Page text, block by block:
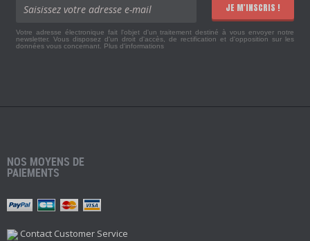
JE M'INSCRIS !
Votre adresse électronique fait l'objet d'un traitement destiné à vous envoyer notre
newsletter. Vous disposez d'un droit d'accès, de rectification et d'opposition sur les
données vous concernant. Plus d'informations
NOS MOYENS DE
PAIEMENTS
Contact Customer Service